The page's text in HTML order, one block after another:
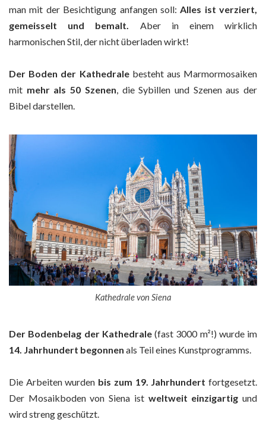
man mit der Besichtigung anfangen soll: Alles ist verziert,
gemeisselt und bemalt. Aber in einem wirklich
harmonischen Stil, der nicht überladen wirkt!
Der Boden der Kathedralebesteht aus Marmormosaiken
mit mehr als 50 Szenen, die Sybillen und Szenen aus der
Bibel darstellen.
Kathedrale von Siena
Der Bodenbelag der Kathedrale (fast 3000 m²!) wurde im
14. Jahrhundert begonnen als Teil eines Kunstprogramms.
Die Arbeiten wurden bis zum 19. Jahrhundertfortgesetzt.
Der Mosaikboden von Siena ist weltweit einzigartigund
wird streng geschützt.